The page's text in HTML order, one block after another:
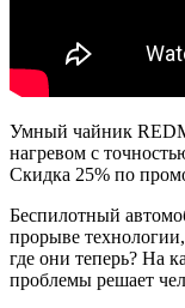
Умный чайник
нагревом с
Скидка 25% по
Беспилотный
прорыве
где они теперь? На
проблемы решает